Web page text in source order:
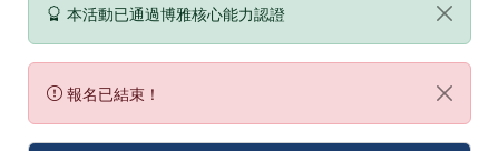
本活動已通過博雅核心能力認證
報名已結束！